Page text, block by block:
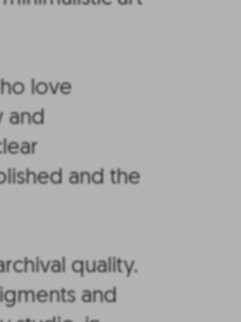
love
and
and the
quality.
and